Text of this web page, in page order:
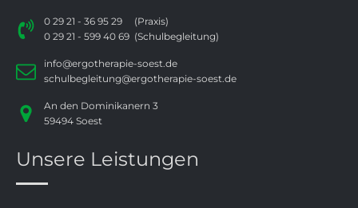
0 29 21 - 36 95 29 (Praxis)
0 29 21 - 599 40 69 (Schulbegleitung)
info@ergotherapie-soest.de
schulbegleitung@ergotherapie-soest.de
An den Dominikanern 3
59494 Soest
Unsere Leistungen